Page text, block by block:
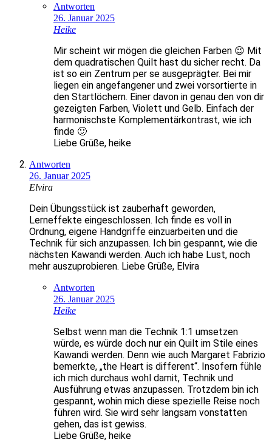
Antworten
26. Januar 2025
Heike
Mir scheint wir mögen die gleichen Farben 😉 Mit
dem quadratischen Quilt hast du sicher recht. Da
ist so ein Zentrum per se ausgeprägter. Bei mir
liegen ein angefangener und zwei vorsortierte in
den Startlöchern. Einer davon in genau den von dir
gezeigten Farben, Violett und Gelb. Einfach der
harmonischste Komplementärkontrast, wie ich
finde 🙂
Liebe Grüße, heike
Antworten
26. Januar 2025
Elvira
Dein Übungsstück ist zauberhaft geworden,
Lerneffekte eingeschlossen. Ich finde es voll in
Ordnung, eigene Handgriffe einzuarbeiten und die
Technik für sich anzupassen. Ich bin gespannt, wie die
nächsten Kawandi werden. Auch ich habe Lust, noch
mehr auszuprobieren. Liebe Grüße, Elvira
Antworten
26. Januar 2025
Heike
Selbst wenn man die Technik 1:1 umsetzen
würde, es würde doch nur ein Quilt im Stile eines
Kawandi werden. Denn wie auch Margaret Fabrizio
bemerkte, „the Heart is different“. Insofern fühle
ich mich durchaus wohl damit, Technik und
Ausführung etwas anzupassen. Trotzdem bin ich
gespannt, wohin mich diese spezielle Reise noch
führen wird. Sie wird sehr langsam vonstatten
gehen, das ist gewiss.
Liebe Grüße, heike